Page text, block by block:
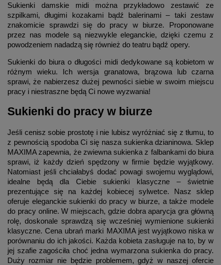
Sukienki damskie midi można przykładowo zestawić ze
szpilkami, długimi kozakami bądź balerinami – taki zestaw
znakomicie sprawdzi się do pracy w biurze. Proponowane
przez nas modele są niezwykle eleganckie, dzięki czemu z
powodzeniem nadadzą się również do teatru bądź opery.
Sukienki do biura o długości midi dedykowane są kobietom w
różnym wieku. Ich wersja granatowa, brązowa lub czarna
sprawi, że nabierzesz dużej pewności siebie w swoim miejscu
pracy i niestraszne będą Ci nowe wyzwania!
Sukienki do pracy w biurze
Jeśli cenisz sobie prostotę i nie lubisz wyróżniać się z tłumu, to
z pewnością spodoba Ci się nasza sukienka dzianinowa. Sklep
MAXIMA zapewnia, że zwiewna sukienka z falbankami do biura
sprawi, iż każdy dzień spędzony w firmie będzie wyjątkowy.
Natomiast jeśli chciałabyś dodać powagi swojemu wyglądowi,
idealne będą dla Ciebie sukienki klasyczne – świetnie
prezentujące się na każdej kobiecej sylwetce. Nasz sklep
oferuje eleganckie sukienki do pracy w biurze, a także modele
do pracy online. W miejscach, gdzie dobra aparycja gra główną
rolę, doskonale sprawdzą się wcześniej wymienione sukienki
klasyczne. Cena ubrań marki MAXIMA jest wyjątkowo niska w
porównaniu do ich jakości. Każda kobieta zasługuje na to, by w
jej szafie zagościła choć jedna wymarzona sukienka do pracy.
Duży rozmiar nie będzie problemem, gdyż w naszej ofercie